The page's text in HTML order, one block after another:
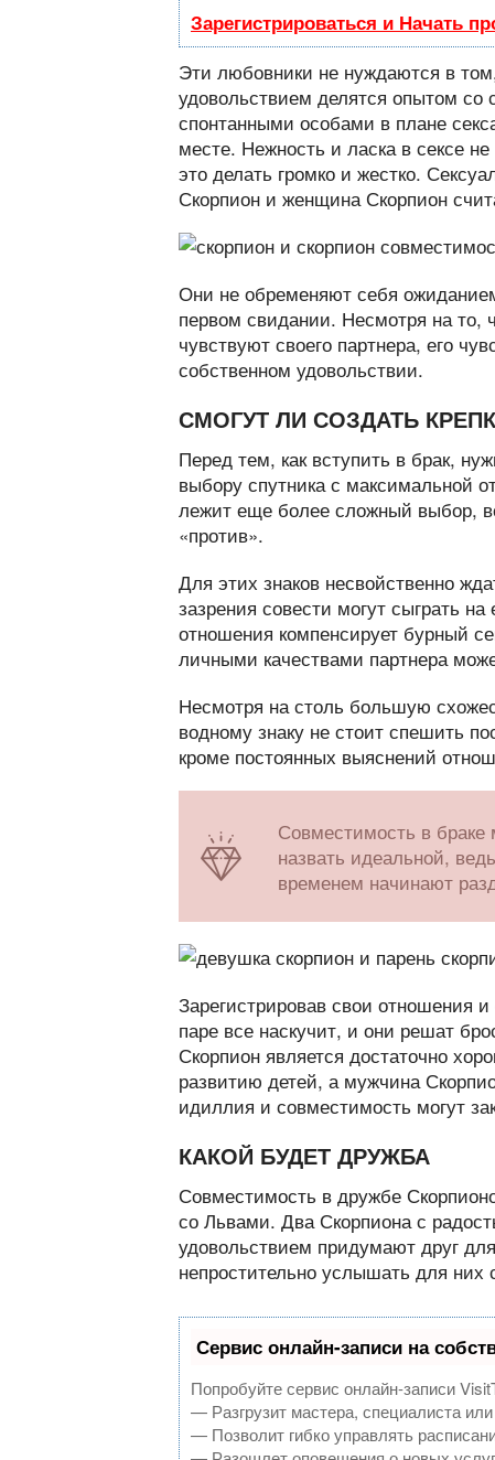
Зарегистрироваться и Начать
Эти любовники не нуждаются в
удовольствием делятся опытом
спонтанными особами в плане
месте. Нежность и ласка в сексе
это делать громко и жестко.
Скорпион и женщина Скорпион
Они не обременяют себя
первом свидании. Несмотря на то,
чувствуют своего партнера, его
собственном удовольствии.
СМОГУТ ЛИ СОЗДАТЬ
Перед тем, как вступить в брак,
выбору спутника с максимальной
лежит еще более сложный выбор,
«против».
Для этих знаков несвойственно
зазрения совести могут сыграть
отношения компенсирует бурный
личными качествами партнера
Несмотря на столь большую
водному знаку не стоит спешить
кроме постоянных выяснений
Совместимость в
назвать идеальной,
временем начинают
Зарегистрировав свои отношения
паре все наскучит, и они решат
Скорпион является достаточно
развитию детей, а мужчина
идиллия и совместимость могут
КАКОЙ БУДЕТ ДРУЖБА
Совместимость в дружбе
со Львами. Два Скорпиона с
удовольствием придумают друг
непростительно услышать для них
Сервис онлайн-записи на
Попробуйте сервис онлайн-записи
— Разгрузит мастера, специалиста
— Позволит гибко управлять